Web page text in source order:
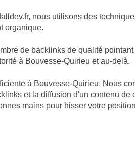
nous utilisons des
organique.
de backlinks de qualité
à Bouvesse-Quirieu et au-delà.
à Bouvesse-Quirieu. Nous
et la diffusion d'un contenu de
mains pour hisser votre